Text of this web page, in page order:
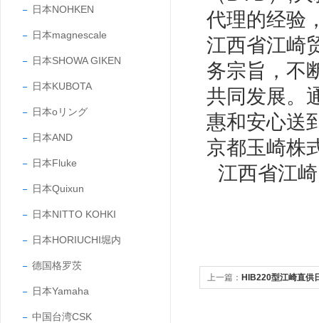
日本NOHKEN
日本magnescale
日本SHOWA GIKEN
日本KUBOTA
日本oリング
日本AND
日本Fluke
日本Quixun
日本NITTO KOHKI
日本HORIUCHI堀内
德国格罗茨
日本Yamaha
中国台湾CSK
代理的经验
江西省江崎
务宗旨，不
共同发展。
惠和安心送
京都玉崎株
江西省江
上一篇： HIB220型江崎直供